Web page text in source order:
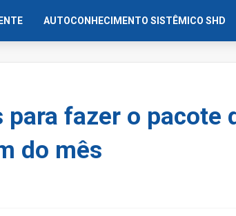
AUTOCONHECIMENTO SISTÊMICO SHD
fazer o pacote
do mês